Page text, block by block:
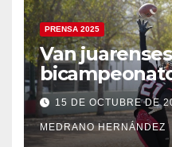
PRENSA 2025
Van
americano
15 DE OCTUBRE DE
MEDRANO HERNÁNDEZ